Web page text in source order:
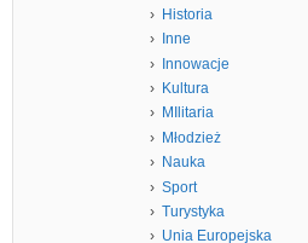
Historia
Inne
Innowacje
Kultura
MIlitaria
Młodzież
Nauka
Sport
Turystyka
Unia Europejska